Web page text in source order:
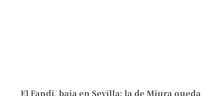
El Fandi, baja en Sevilla: la de Miura queda